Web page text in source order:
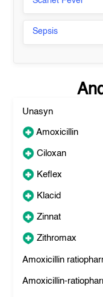
Sepsis
Unasyn
Amoxicillin
Ciloxan
Keflex
Klacid
Zinnat
Zithromax
Amoxicillin
Amoxicillin-